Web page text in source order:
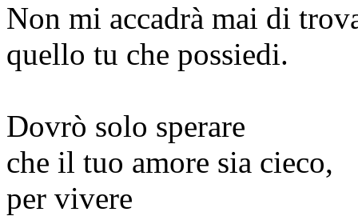
Non mi accadrà mai di
quello tu che possiedi.
Dovrò solo sperare
che il tuo amore sia cieco,
per vivere